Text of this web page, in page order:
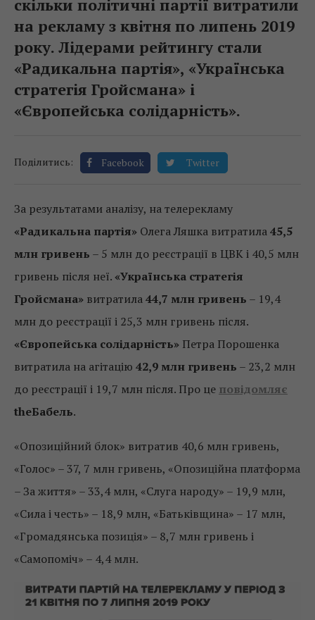
скільки політичні партії витратили
на рекламу з квітня по липень 2019
року. Лідерами рейтингу стали
«Радикальна партія», «Українська
стратегія Гройсмана» і
«Європейська солідарність».
Поділитись: Facebook Twitter
За результатами аналізу, на телерекламу
«Радикальна партія» Олега Ляшка витратила45,5
млн гривень – 5 млн до реєстрації в ЦВК і 40,5 млн
гривень після неї. «Українська стратегія
Гройсмана» витратила44,7 млн ​​гривень – 19,4
млн до реєстрації і 25,3 млн гривень після.
«Європейська солідарність» Петра Порошенка
витратила на агітацію 42,9 млн гривень – 23,2 млн
до реєстрації і 19,7 млн ​​після. Про це повідомляє
theБабель.
«Опозиційний блок» витратив 40,6 млн гривень,
«Голос» – 37, 7 млн ​​гривень, «Опозиційна платформа
– За життя» – 33,4 млн, «Слуга народу» – 19,9 млн,
«Сила і честь» – 18,9 млн, «Батьківщина» – 17 млн,
«Громадянська позиція» – 8,7 млн ​​гривень і
«Самопоміч» – 4,4 млн.